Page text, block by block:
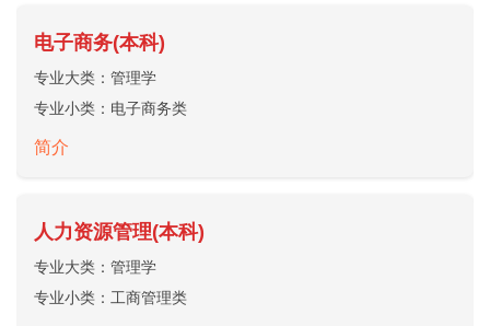
电子商务(本科)
专业大类： 管理学
专业小类： 电子商务类
简介
人力资源管理(本科)
专业大类： 管理学
专业小类： 工商管理类